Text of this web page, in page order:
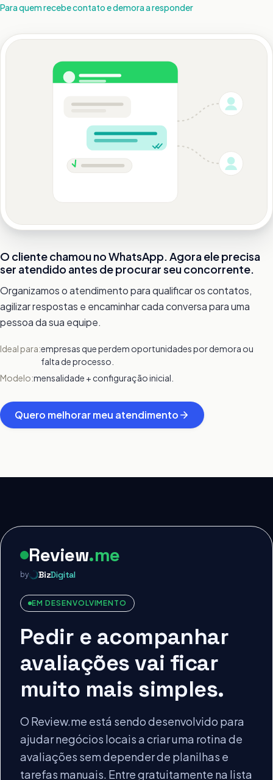
Para quem recebe contato e demora a responder
O cliente chamou no WhatsApp. Agora ele precisa
ser atendido antes de procurar seu concorrente.
Organizamos o atendimento para qualificar os contatos,
agilizar respostas e encaminhar cada conversa para uma
pessoa da sua equipe.
Ideal para:empresas que perdem oportunidades por demora ou
falta de processo.
Modelo:mensalidade + configuração inicial.
Quero melhorar meu atendimento
Review.me
by BizDigital
EM DESENVOLVIMENTO
Pedir e acompanhar
avaliações vai ficar
muito mais simples.
O Review.me está sendo desenvolvido para
ajudar negócios locais a criar uma rotina de
avaliações sem depender de planilhas e
tarefas manuais. Entre gratuitamente na lista